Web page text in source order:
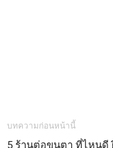
บทความก่อนหน้านี้
5 ร้านต่อขนตา ที่ไหนดี